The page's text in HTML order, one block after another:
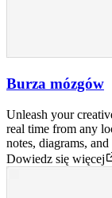
Burza mózgów
Unleash your
real time from any
notes, diagrams, and
Dowiedz się więcej